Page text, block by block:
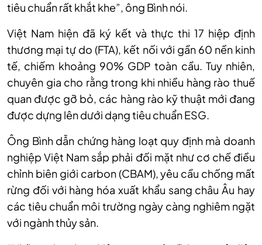
tiêu chuẩn rất khắt khe”, ông Bình nói.
Việt Nam hiện đã ký kết và thực thi 17 hiệp định
thương mại tự do (FTA), kết nối với gần 60 nền kinh
tế, chiếm khoảng 90% GDP toàn cầu. Tuy nhiên,
chuyên gia cho rằng trong khi nhiều hàng rào thuế
quan được gỡ bỏ, các hàng rào kỹ thuật mới đang
được dựng lên dưới dạng tiêu chuẩn ESG.
Ông Bình dẫn chứng hàng loạt quy định mà doanh
nghiệp Việt Nam sắp phải đối mặt như cơ chế điều
chỉnh biên giới carbon (CBAM), yêu cầu chống mất
rừng đối với hàng hóa xuất khẩu sang châu Âu hay
các tiêu chuẩn môi trường ngày càng nghiêm ngặt
với ngành thủy sản.